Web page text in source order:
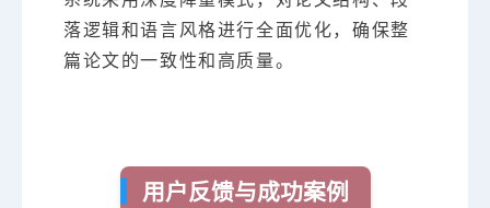
落逻辑和语言风格进行全面优化，确保整
篇论文的一致性和高质量。
用户反馈与成功案例